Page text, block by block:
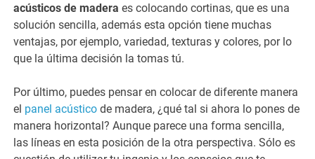
acústicos de madera es colocando cortinas, que es una
solución sencilla, además esta opción tiene muchas
ventajas, por ejemplo, variedad, texturas y colores, por lo
que la última decisión la tomas tú.
Por último, puedes pensar en colocar de diferente manera
el panel acústico de madera, ¿qué tal si ahora lo pones de
manera horizontal? Aunque parece una forma sencilla,
las líneas en esta posición de la otra perspectiva. Sólo es